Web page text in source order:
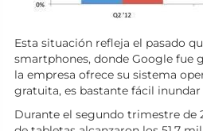
Esta situación refleja el pasado
smartphones, donde Google fue
la empresa ofrece su sistema
gratuita, es bastante fácil
Durante el segundo trimestre de